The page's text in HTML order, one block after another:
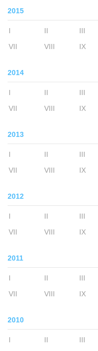
2015
I II III
VII
VIII IX
2014
I II III
VII
VIII IX
2013
I II III
VII
VIII IX
2012
I II III
VII
VIII IX
2011
I II III
VII
VIII IX
2010
I II III